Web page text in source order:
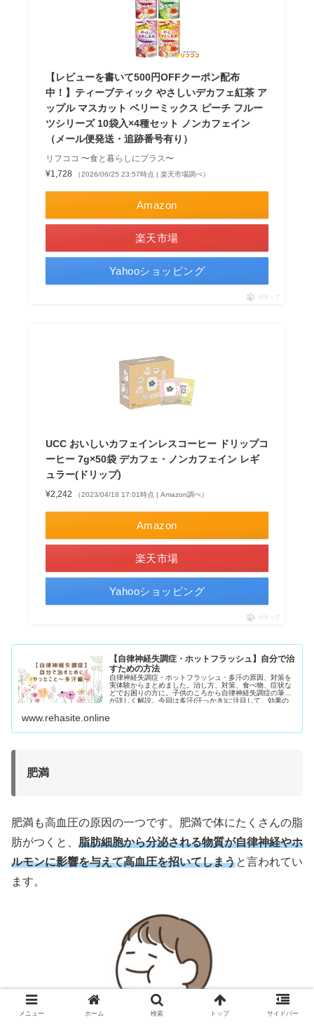
【レビューを書いて500円OFFクーポン配布
中！】ティーブティック やさしいデカフェ紅茶 ア
ップル マスカット ベリーミックス ピーチ フルー
ツシリーズ 10袋入×4種セット ノンカフェイン
（メール便発送・追跡番号有り）
リフココ 〜食と暮らしにプラス〜
¥1,728
（2026/06/25 23:57時点 | 楽天市場調べ）
Amazon
楽天市場
Yahooショッピング
ポチップ
UCC おいしいカフェインレスコーヒー ドリップコ
ーヒー 7g×50袋 デカフェ・ノンカフェイン レギ
ュラー(ドリップ)
¥2,242 （2023/04/18 17:01時点 | Amazon調べ）
Amazon
楽天市場
Yahooショッピング
ポチップ
【自律神経失調症・ホットフラッシュ】自分で治
すための方法
自律神経失調症・ホットフラッシュ・多汗の原因、対策を
実体験からまとめました。治し方、対策、食べ物、症状な
どでお困りの方に。子供のころから自律神経失調症の筆者
が詳しく解説。今回は多汗(汗っかき)に注目して、効果の
www.rehasite.online
肥満
肥満も高血圧の原因の一つです。肥満で体にたくさんの脂
肪がつくと、 脂肪細胞から分泌される物質が自律神経やホ
ルモンに影響を与えて高血圧を招いてしまうと言われてい
ます。
メニュー ホーム 検索 トップ サイドバー